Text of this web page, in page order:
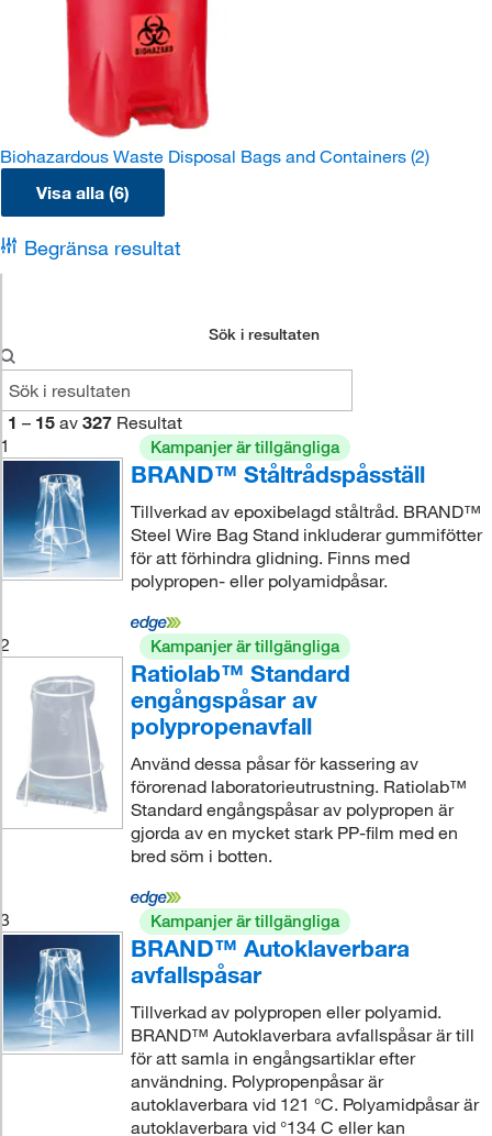
Biohazardous Waste Disposal Bags and Containers (2)
Visa alla (6)
Begränsa resultat
Sök i resultaten
1 – 15 av 327 Resultat
1
Kampanjer är tillgängliga
BRAND™ Ståltrådspåsställ
Tillverkad av epoxibelagd ståltråd. BRAND™
Steel Wire Bag Stand inkluderar gummifötter
för att förhindra glidning. Finns med
polypropen- eller polyamidpåsar.
2 Kampanjer är tillgängliga
Ratiolab™ Standard
engångspåsar av
polypropenavfall
Använd dessa påsar för kassering av
förorenad laboratorieutrustning. Ratiolab™
Standard engångspåsar av polypropen är
gjorda av en mycket stark PP-film med en
bred söm i botten.
3 Kampanjer är tillgängliga
BRAND™ Autoklaverbara
avfallspåsar
Tillverkad av polypropen eller polyamid.
BRAND™ Autoklaverbara avfallspåsar är till
för att samla in engångsartiklar efter
användning. Polypropenpåsar är
autoklaverbara vid 121 °C. Polyamidpåsar är
autoklaverbara vid °134 C eller kan